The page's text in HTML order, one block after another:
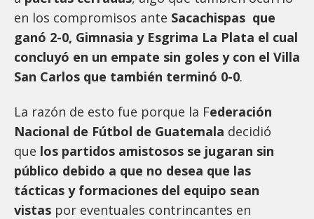
en los compromisos ante Sacachispas que
ganó 2-0, Gimnasia y Esgrima La Plata el cual
concluyó en un empate sin goles y con el Villa
San Carlos que también terminó 0-0.
La razón de esto fue porque la Federación
Nacional de Fútbol de Guatemala decidió
que los partidos amistosos se jugaran sin
público debido a que no desea que las
tácticas y formaciones del equipo sean
vistas por eventuales contrincantes en